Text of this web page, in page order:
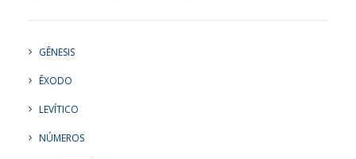
GÊNESIS
ÊXODO
LEVÍTICO
NÚMEROS